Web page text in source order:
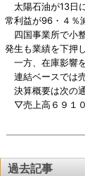
太陽石油が13日
常利益が96・４％
四国事業所で小
発生も業績を下押
一方、在庫影響
連結ベースでは
決算概要は次の
▽売上高６９１
過去記事